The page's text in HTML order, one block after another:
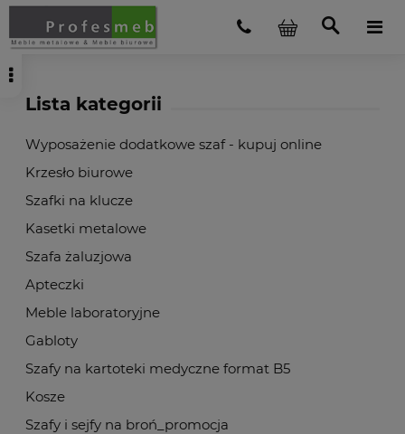
Lista kategorii
Wyposażenie dodatkowe szaf - kupuj online
Krzesło biurowe
Szafki na klucze
Kasetki metalowe
Szafa żaluzjowa
Apteczki
Meble laboratoryjne
Gabloty
Szafy na kartoteki medyczne format B5
Kosze
Szafy i sejfy na broń_promocja